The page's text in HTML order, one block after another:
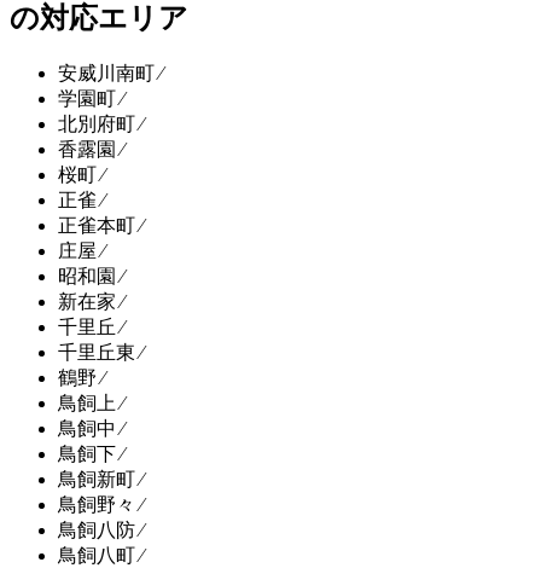
の対応エリア
安威川南町 ⁄
学園町 ⁄
北別府町 ⁄
香露園 ⁄
桜町 ⁄
正雀 ⁄
正雀本町 ⁄
庄屋 ⁄
昭和園 ⁄
新在家 ⁄
千里丘 ⁄
千里丘東 ⁄
鶴野 ⁄
鳥飼上 ⁄
鳥飼中 ⁄
鳥飼下 ⁄
鳥飼新町 ⁄
鳥飼野々 ⁄
鳥飼八防 ⁄
鳥飼八町 ⁄